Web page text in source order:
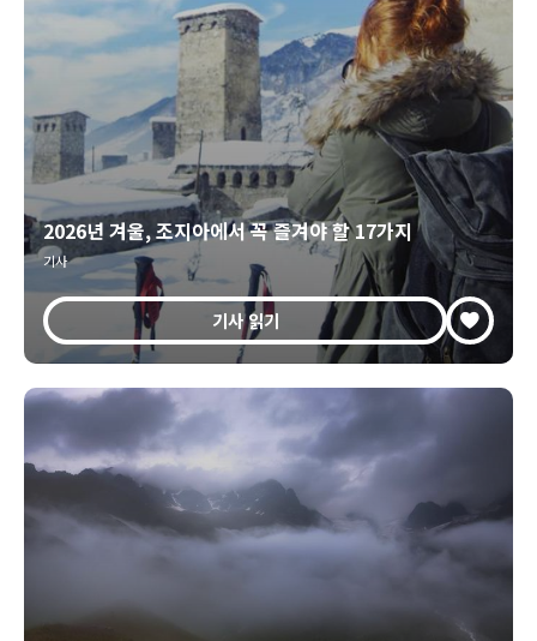
2026년 겨울, 조지아에서 꼭 즐겨야 할 17가지
기사
기사 읽기